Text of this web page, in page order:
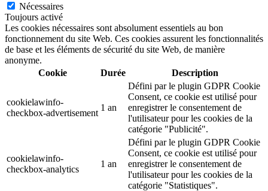
Nécessaires
Toujours activé
Les cookies nécessaires sont absolument essentiels au bon
fonctionnement du site Web. Ces cookies assurent les fonctionnalités
de base et les éléments de sécurité du site Web, de manière
anonyme.
Cookie
Durée Description
cookielawinfo-
checkbox-advertisement
1 an
Défini par le plugin GDPR Cookie
Consent, ce cookie est utilisé pour
enregistrer le consentement de
l'utilisateur pour les cookies de la
catégorie "Publicité".
cookielawinfo-
checkbox-analytics
1 an
Défini par le plugin GDPR Cookie
Consent, ce cookie est utilisé pour
enregistrer le consentement de
l'utilisateur pour les cookies de la
catégorie "Statistiques".